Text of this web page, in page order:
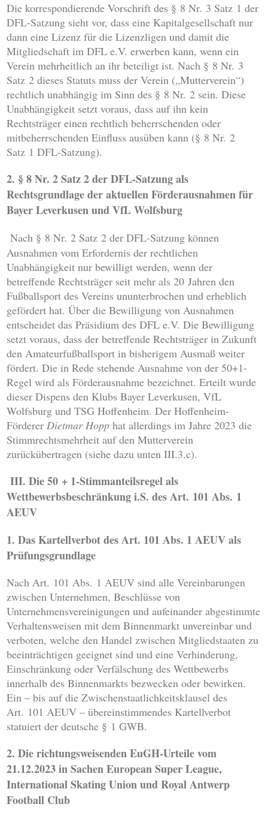
Die korrespondierende Vorschrift des § 8 Nr. 3 Satz 1 der
DFL-Satzung sieht vor, dass eine Kapitalgesellschaft nur
dann eine Lizenz für die Lizenzligen und damit die
Mitgliedschaft im DFL e.V. erwerben kann, wenn ein
Verein mehrheitlich an ihr beteiligt ist. Nach § 8 Nr. 3
Satz 2 dieses Statuts muss der Verein („Mutterverein“)
rechtlich unabhängig im Sinn des § 8 Nr. 2 sein. Diese
Unabhängigkeit setzt voraus, dass auf ihn kein
Rechtsträger einen rechtlich beherrschenden oder
mitbeherrschenden Einfluss ausüben kann (§ 8 Nr. 2
Satz 1 DFL-Satzung).
2. § 8 Nr. 2 Satz 2 der DFL-Satzung als
Rechtsgrundlage der aktuellen Förderausnahmen für
Bayer Leverkusen und VfL Wolfsburg
Nach § 8 Nr. 2 Satz 2 der DFL-Satzung können
Ausnahmen vom Erfordernis der rechtlichen
Unabhängigkeit nur bewilligt werden, wenn der
betreffende Rechtsträger seit mehr als 20 Jahren den
Fußballsport des Vereins ununterbrochen und erheblich
gefördert hat. Über die Bewilligung von Ausnahmen
entscheidet das Präsidium des DFL e.V. Die Bewilligung
setzt voraus, dass der betreffende Rechtsträger in Zukunft
den Amateurfußballsport in bisherigem Ausmaß weiter
fördert. Die in Rede stehende Ausnahme von der 50+1-
Regel wird als Förderausnahme bezeichnet. Erteilt wurde
dieser Dispens den Klubs Bayer Leverkusen, VfL
Wolfsburg und TSG Hoffenheim. Der Hoffenheim-
FördererDietmar Hopp hat allerdings im Jahre 2023 die
Stimmrechtsmehrheit auf den Mutterverein
zurückübertragen (siehe dazu unten III.3.c).
III. Die 50 + 1-Stimmanteilsregel als
Wettbewerbsbeschränkung i.S. des Art. 101 Abs. 1
AEUV
1. Das Kartellverbot des Art. 101 Abs. 1 AEUV als
Prüfungsgrundlage
Nach Art. 101 Abs. 1 AEUV sind alle Vereinbarungen
zwischen Unternehmen, Beschlüsse von
Unternehmensvereinigungen und aufeinander abgestimmte
Verhaltensweisen mit dem Binnenmarkt unvereinbar und
verboten, welche den Handel zwischen Mitgliedstaaten zu
beeinträchtigen geeignet sind und eine Verhinderung,
Einschränkung oder Verfälschung des Wettbewerbs
innerhalb des Binnenmarkts bezwecken oder bewirken.
Ein – bis auf die Zwischenstaatlichkeitsklausel des
Art. 101 AEUV – übereinstimmendes Kartellverbot
statuiert der deutsche § 1 GWB.
2. Die richtungsweisenden EuGH-Urteile vom
21.12.2023 in Sachen European Super League,
International Skating Union und Royal Antwerp
Football Club